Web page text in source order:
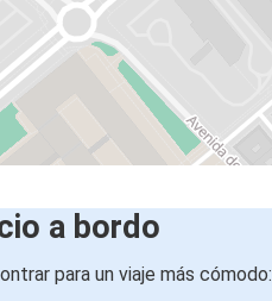
a bordo
para un viaje más cómodo: